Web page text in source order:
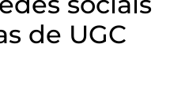
de UGC